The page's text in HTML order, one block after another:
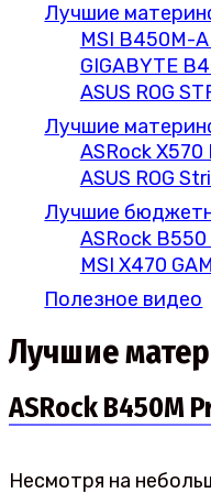
Лучшие
MSI B450M-A
GIGABYTE
ASUS ROG
Лучшие
ASRock
ASUS ROG
Лучшие
ASRock B550
MSI X470
Полезное видео
Лучшие
ASRock B450M
Несмотря на